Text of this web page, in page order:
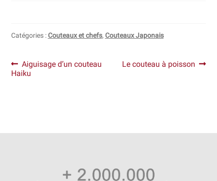
Tous les articles
Trouver mon magasin
Catégories :Couteaux et chefs, Couteaux Japonais
Navigation
de
Article
précédent :
Aiguisage d’un couteau
Haiku
Article
Le couteau à poisson